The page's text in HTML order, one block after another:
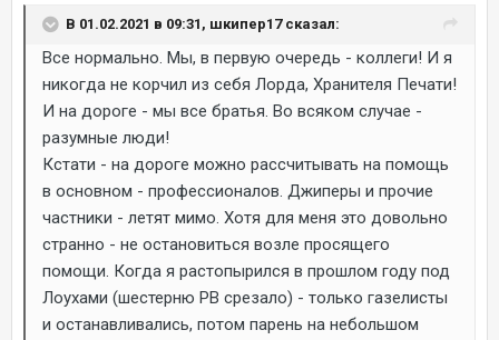
В 01.02.2021 в 09:31, шкипер17 сказал:
Все нормально. Мы, в первую очередь - коллеги! И я
никогда не корчил из себя Лорда, Хранителя Печати!
И на дороге - мы все братья. Во всяком случае -
разумные люди!
Кстати - на дороге можно рассчитывать на помощь
в основном - профессионалов. Джиперы и прочие
частники - летят мимо. Хотя для меня это довольно
странно - не остановиться возле просящего
помощи. Когда я растопырился в прошлом году под
Лоухами (шестерню РВ срезало) - только газелисты
и останавливались, потом парень на небольшом